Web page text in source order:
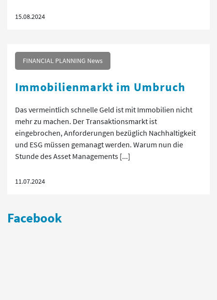
15.08.2024
FINANCIAL PLANNING News
Immobilienmarkt im Umbruch
Das vermeintlich schnelle Geld ist mit Immobilien nicht
mehr zu machen. Der Transaktionsmarkt ist
eingebrochen, Anforderungen bezüglich Nachhaltigkeit
und ESG müssen gemanagt werden. Warum nun die
Stunde des Asset Managements [...]
11.07.2024
Facebook